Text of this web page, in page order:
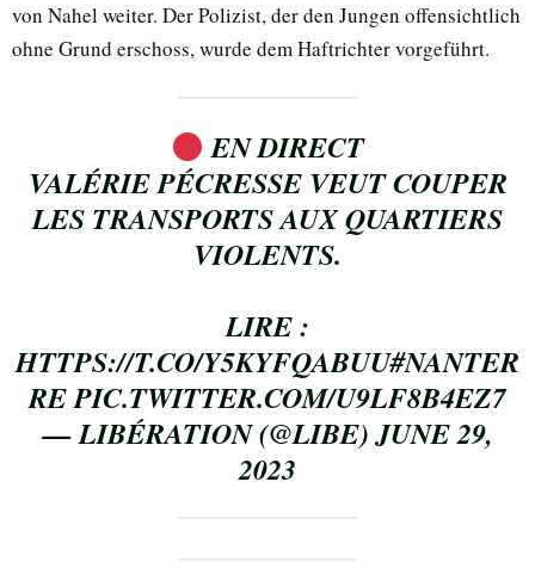
von Nahel weiter. Der Polizist, der den Jungen offensichtlich
ohne Grund erschoss, wurde dem Haftrichter vorgeführt.
EN DIRECT
VALÉRIE PÉCRESSE VEUT COUPER
LES TRANSPORTS AUX QUARTIERS
VIOLENTS.
LIRE :
HTTPS://T.CO/Y5KYFQABUU#NANTER
REPIC.TWITTER.COM/U9LF8B4EZ7
— LIBÉRATION (@LIBE)JUNE 29,
2023